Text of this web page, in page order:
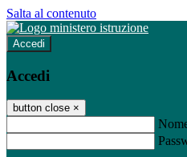
Salta al contenuto
Accedi
Accedi
button close ×